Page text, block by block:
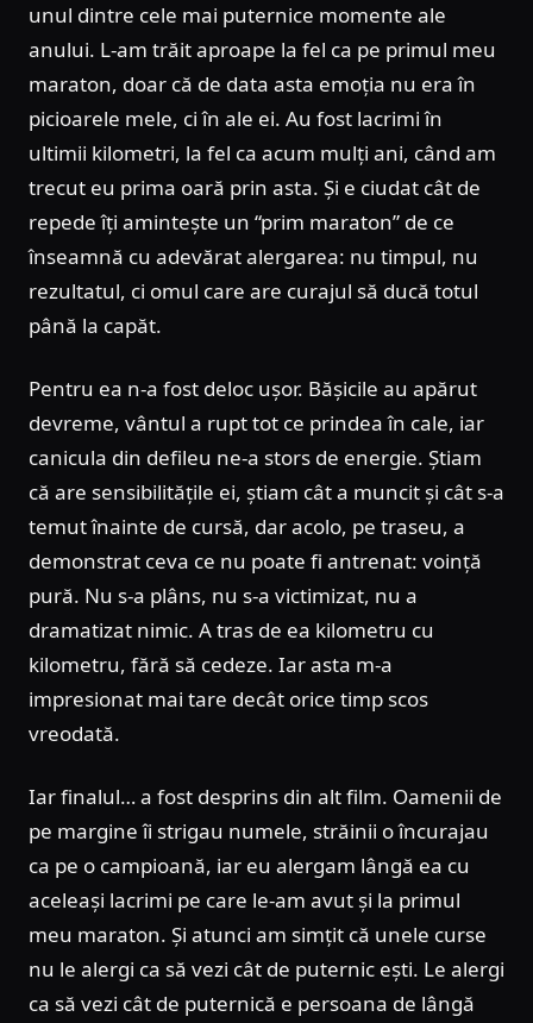
unul dintre cele mai puternice momente ale
anului. L-am trăit aproape la fel ca pe primul meu
maraton, doar că de data asta emoția nu era în
picioarele mele, ci în ale ei. Au fost lacrimi în
ultimii kilometri, la fel ca acum mulți ani, când am
trecut eu prima oară prin asta. Și e ciudat cât de
repede îți amintește un “prim maraton” de ce
înseamnă cu adevărat alergarea: nu timpul, nu
rezultatul, ci omul care are curajul să ducă totul
până la capăt.
Pentru ea n-a fost deloc ușor. Bășicile au apărut
devreme, vântul a rupt tot ce prindea în cale, iar
canicula din defileu ne-a stors de energie. Știam
că are sensibilitățile ei, știam cât a muncit și cât s-a
temut înainte de cursă, dar acolo, pe traseu, a
demonstrat ceva ce nu poate fi antrenat: voință
pură. Nu s-a plâns, nu s-a victimizat, nu a
dramatizat nimic. A tras de ea kilometru cu
kilometru, fără să cedeze. Iar asta m-a
impresionat mai tare decât orice timp scos
vreodată.
Iar finalul… a fost desprins din alt film. Oamenii de
pe margine îi strigau numele, străinii o încurajau
ca pe o campioană, iar eu alergam lângă ea cu
aceleași lacrimi pe care le-am avut și la primul
meu maraton. Și atunci am simțit că unele curse
nu le alergi ca să vezi cât de puternic ești. Le alergi
ca să vezi cât de puternică e persoana de lângă